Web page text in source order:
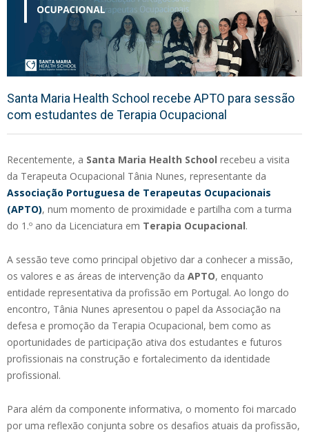
Santa Maria Health School recebe APTO para sessão
com estudantes de Terapia Ocupacional
Recentemente, a Santa Maria Health School recebeu a visita
da Terapeuta Ocupacional Tânia Nunes, representante da
Associação Portuguesa de Terapeutas Ocupacionais
(APTO), num momento de proximidade e partilha com a turma
do 1.º ano da Licenciatura em Terapia Ocupacional.
A sessão teve como principal objetivo dar a conhecer a missão,
os valores e as áreas de intervenção da APTO, enquanto
entidade representativa da profissão em Portugal. Ao longo do
encontro, Tânia Nunes apresentou o papel da Associação na
defesa e promoção da Terapia Ocupacional, bem como as
oportunidades de participação ativa dos estudantes e futuros
profissionais na construção e fortalecimento da identidade
profissional.
Para além da componente informativa, o momento foi marcado
por uma reflexão conjunta sobre os desafios atuais da profissão,